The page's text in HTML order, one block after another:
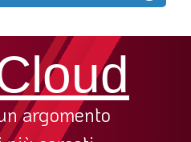
argomento